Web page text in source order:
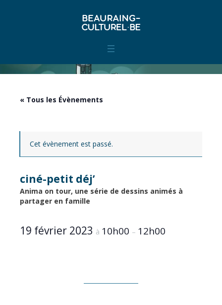
« Tous les Évènements
Cet évènement est passé.
ciné-petit déj’
Anima on tour, une série de dessins animés à
partager en famille
19 février 2023 à 10h00 – 12h00